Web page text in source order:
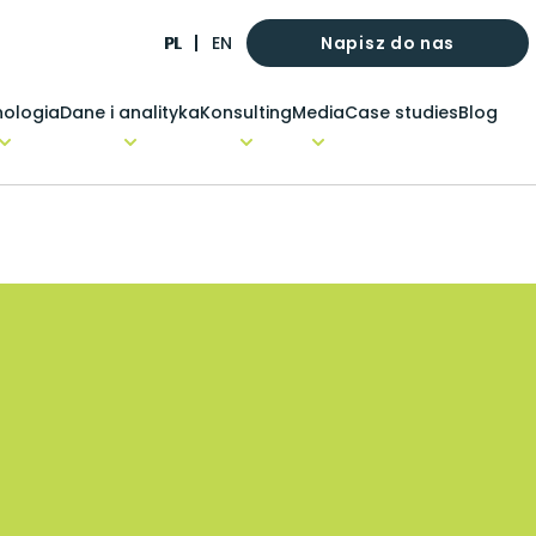
PL EN Napisz do nas
Dane i analitykaKonsultingMediaCase studiesBlog